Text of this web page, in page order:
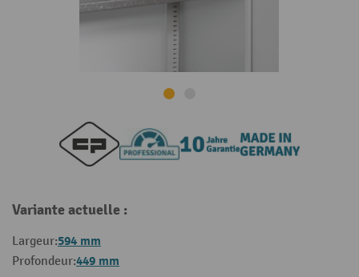
Variante actuelle :
Largeur:594 mm
Profondeur:449 mm